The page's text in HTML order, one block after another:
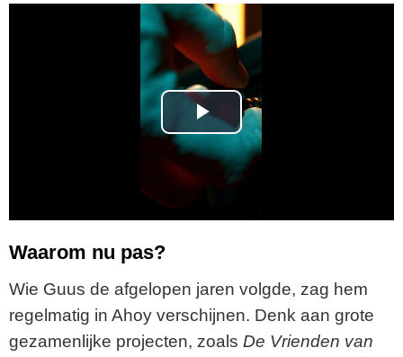
P
a
V
i
Waarom nu pas?
Wie Guus de afgelopen jaren volgde, zag hem
regelmatig in Ahoy verschijnen. Denk aan grote
gezamenlijke projecten, zoals De Vrienden van